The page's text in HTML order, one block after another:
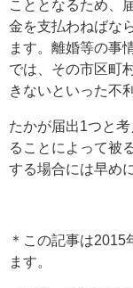
こととなるため、
金を支払わねばな
ます。離婚等の事
では、その市区町
きないといった不
たかが届出1つと
ることによって被
する場合には早め
＊この記事は
ます。